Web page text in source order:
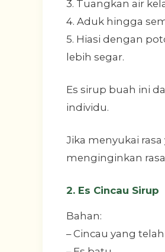
3. Tuangkan air
4. Aduk hingga
5. Hiasi dengan
lebih segar.
Es sirup buah ini
individu.
Jika menyukai
menginginkan
2. Es Cincau Sirup
Bahan:
– Cincau yang